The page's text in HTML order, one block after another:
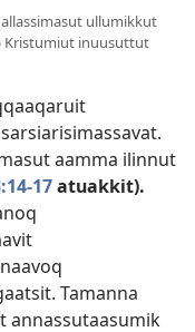
ullumikkut
Kristumiut inuusuttut
aamma ilinnut
17atuakkit).
Tamanna
annassutaasumik